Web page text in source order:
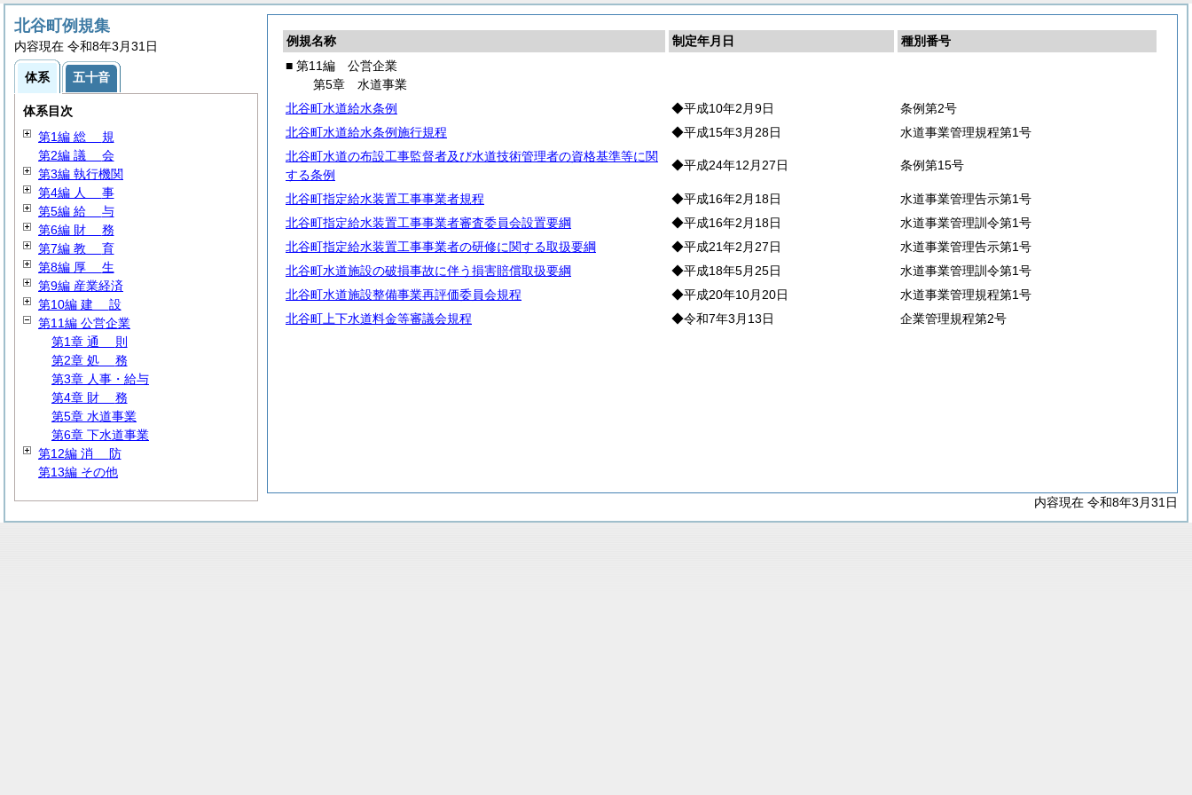
例規名称 制定年月日
種別番号
■ 第11編 公営企業
第5章 水道事業
北谷町水道給水条例
◆平成10年2月9日
条例第2号
北谷町水道給水条例施行規程
◆平成15年3月28日
水道事業管理規程第1号
北谷町水道の布設工事監督者及び水道技術管理者の資格基準等に関
する条例
◆平成24年12月27日 条例第15号
北谷町指定給水装置工事事業者規程 ◆平成16年2月18日
水道事業管理告示第1号
北谷町指定給水装置工事事業者審査委員会設置要綱
◆平成16年2月18日
水道事業管理訓令第1号
北谷町指定給水装置工事事業者の研修に関する取扱要綱
◆平成21年2月27日
水道事業管理告示第1号
北谷町水道施設の破損事故に伴う損害賠償取扱要綱
◆平成18年5月25日
水道事業管理訓令第1号
北谷町水道施設整備事業再評価委員会規程
◆平成20年10月20日
水道事業管理規程第1号
北谷町上下水道料金等審議会規程
◆令和7年3月13日 企業管理規程第2号
内容現在 令和8年3月31日
北谷町例規集
内容現在 令和8年3月31日
体系 五十音
体系目次
第1編 総 規
第2編 議 会
第3編 執行機関
第4編 人 事
第5編 給 与
第6編 財 務
第7編 教 育
第8編 厚 生
第9編 産業経済
第10編 建 設
第11編 公営企業
第1章 通 則
第2章 処 務
第3章 人事・給与
第4章 財 務
第5章 水道事業
第6章 下水道事業
第12編 消 防
第13編 その他